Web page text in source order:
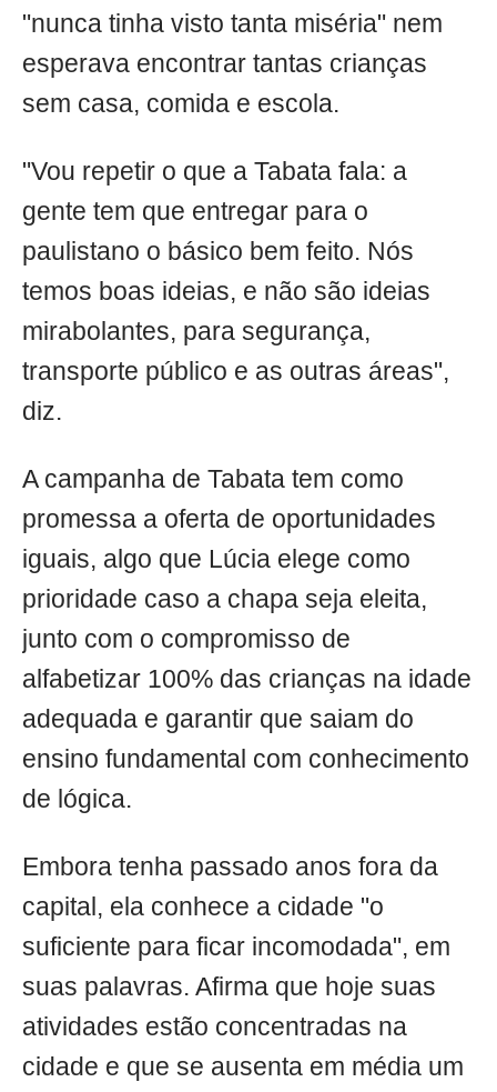
"nunca tinha visto tanta miséria" nem
esperava encontrar tantas crianças
sem casa, comida e escola.
"Vou repetir o que a Tabata fala: a
gente tem que entregar para o
paulistano o básico bem feito. Nós
temos boas ideias, e não são ideias
mirabolantes, para segurança,
transporte público e as outras áreas",
diz.
A campanha de Tabata tem como
promessa a oferta de oportunidades
iguais, algo que Lúcia elege como
prioridade caso a chapa seja eleita,
junto com o compromisso de
alfabetizar 100% das crianças na idade
adequada e garantir que saiam do
ensino fundamental com conhecimento
de lógica.
Embora tenha passado anos fora da
capital, ela conhece a cidade "o
suficiente para ficar incomodada", em
suas palavras. Afirma que hoje suas
atividades estão concentradas na
cidade e que se ausenta em média um